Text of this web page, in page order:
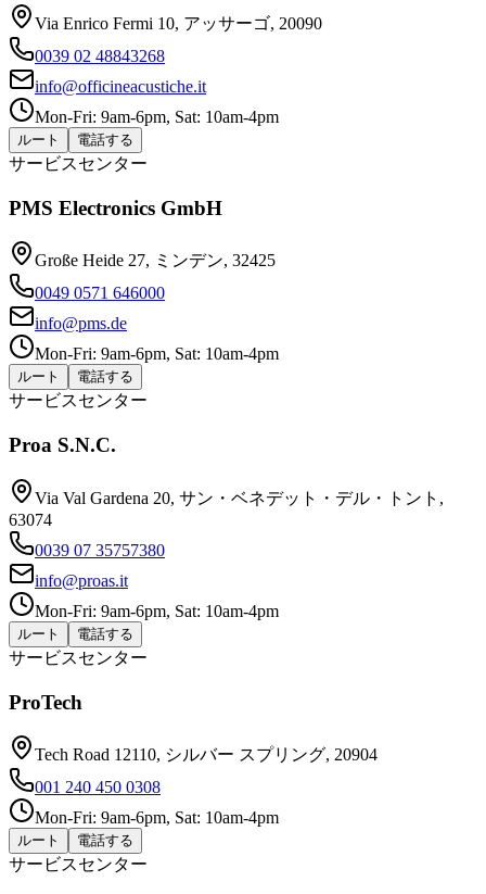
Via Enrico Fermi 10, アッサーゴ, 20090
0039 02 48843268
info@officineacustiche.it
Mon-Fri: 9am-6pm, Sat: 10am-4pm
ルート 電話する
サービスセンター
PMS Electronics GmbH
Große Heide 27, ミンデン, 32425
0049 0571 646000
info@pms.de
Mon-Fri: 9am-6pm, Sat: 10am-4pm
ルート 電話する
サービスセンター
Proa S.N.C.
Via Val Gardena 20, サン・ベネデット・デル・トント,
63074
0039 07 35757380
info@proas.it
Mon-Fri: 9am-6pm, Sat: 10am-4pm
ルート 電話する
サービスセンター
ProTech
Tech Road 12110, シルバー スプリング, 20904
001 240 450 0308
Mon-Fri: 9am-6pm, Sat: 10am-4pm
ルート 電話する
サービスセンター